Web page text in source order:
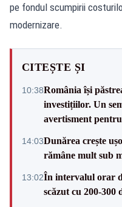
pe fondul scumpirii
modernizare.
CITEȘTE ȘI
10:38România își
investițiilor. Un
avertisment
14:03Dunărea crește
rămâne mult sub
13:02În intervalul orar
scăzut cu 200-300